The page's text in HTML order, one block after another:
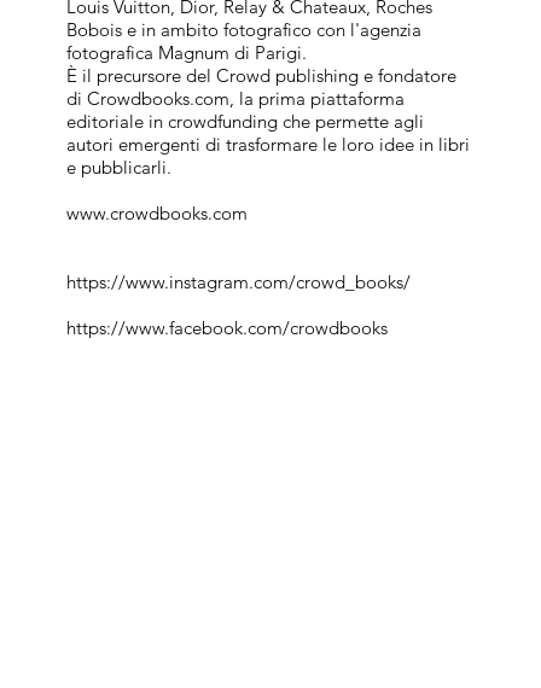
Louis Vuitton, Dior, Relay & Chateaux, Roches
Bobois e in ambito fotografico con l'agenzia
fotografica Magnum di Parigi.
È il precursore del Crowd publishing e fondatore
di Crowdbooks.com, la prima piattaforma
editoriale in crowdfunding che permette agli
autori emergenti di trasformare le loro idee in libri
e pubblicarli.
www.crowdbooks.com
https://www.instagram.com/crowd_books/
https://www.facebook.com/crowdbooks